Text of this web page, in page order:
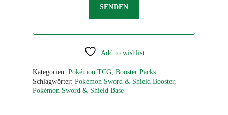
SENDEN
Add to wishlist
Kategorien: Pokémon TCG Booster Packs
Schlagwörter: Pokémon Sword & Shield Booster,
Pokémon Sword & Shield Base